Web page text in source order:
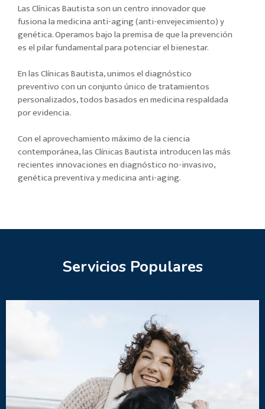
Las Clínicas Bautista son un centro innovador que
fusiona la medicina anti-aging (anti-envejecimiento) y
genética. Operamos bajo la premisa de que la prevención
es el pilar fundamental para potenciar el bienestar.
En las Clínicas Bautista, unimos el diagnóstico
preventivo con un conjunto único de tratamientos
personalizados, todos basados en medicina respaldada
por evidencia.
Con el aprovechamiento máximo de la ciencia
contemporánea, las Clínicas Bautista introducen las más
recientes innovaciones en diagnóstico no-invasivo,
genética preventiva y medicina anti-aging.
Servicios Populares